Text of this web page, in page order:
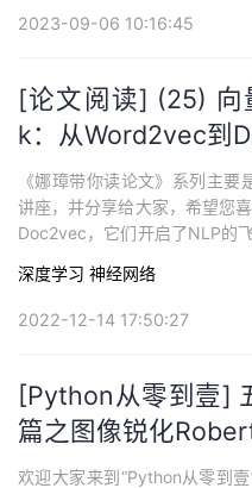
2023-09-06 10:16:45
[论文阅读] (25) 向
k：从Word2vec到
ec和Log2vec
《娜璋带你读论文》系列主
讲座，并分享给大家，希望您
Doc2vec，它们开启了NLP的
神经网络的开山之作，借鉴了
深度学习 神经网络
2022-12-14 17:50:27
[Python从零到壹]
篇之图像锐化
缘检测
欢迎大家来到“Python从零到